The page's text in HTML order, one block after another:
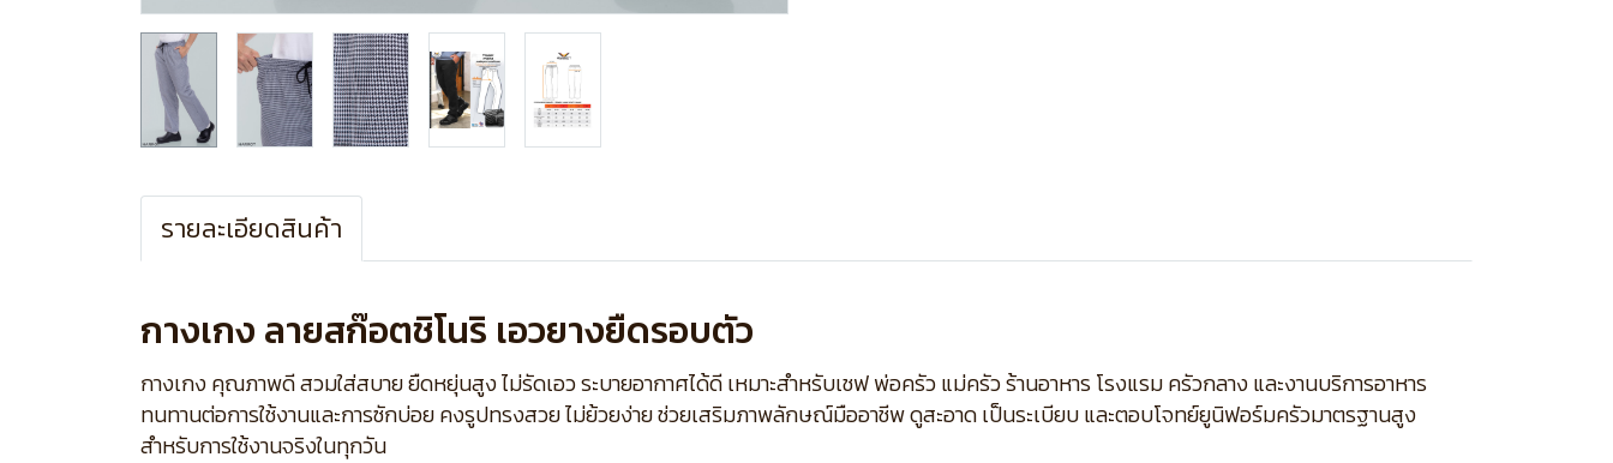
รายละเอียดสินค้า
กางเกง ลายสก๊อตชิโนริ เอวยางยืดรอบตัว
กางเกง คุณภาพดี สวมใส่สบาย ยืดหยุ่นสูง ไม่รัดเอว ระบายอากาศได้ดี เหมาะสำหรับเชฟ พ่อครัว แม่ครัว ร้านอาหาร โรงแรม ครัวกลาง และงานบริการอาหาร
ทนทานต่อการใช้งานและการซักบ่อย คงรูปทรงสวย ไม่ย้วยง่าย ช่วยเสริมภาพลักษณ์มืออาชีพ ดูสะอาด เป็นระเบียบ และตอบโจทย์ยูนิฟอร์มครัวมาตรฐานสูง
สำหรับการใช้งานจริงในทุกวัน